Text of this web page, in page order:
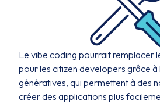
Le vibe coding pourrait remplacer
pour les citizen developers grâce
génératives, qui permettent à des
créer des applications plus